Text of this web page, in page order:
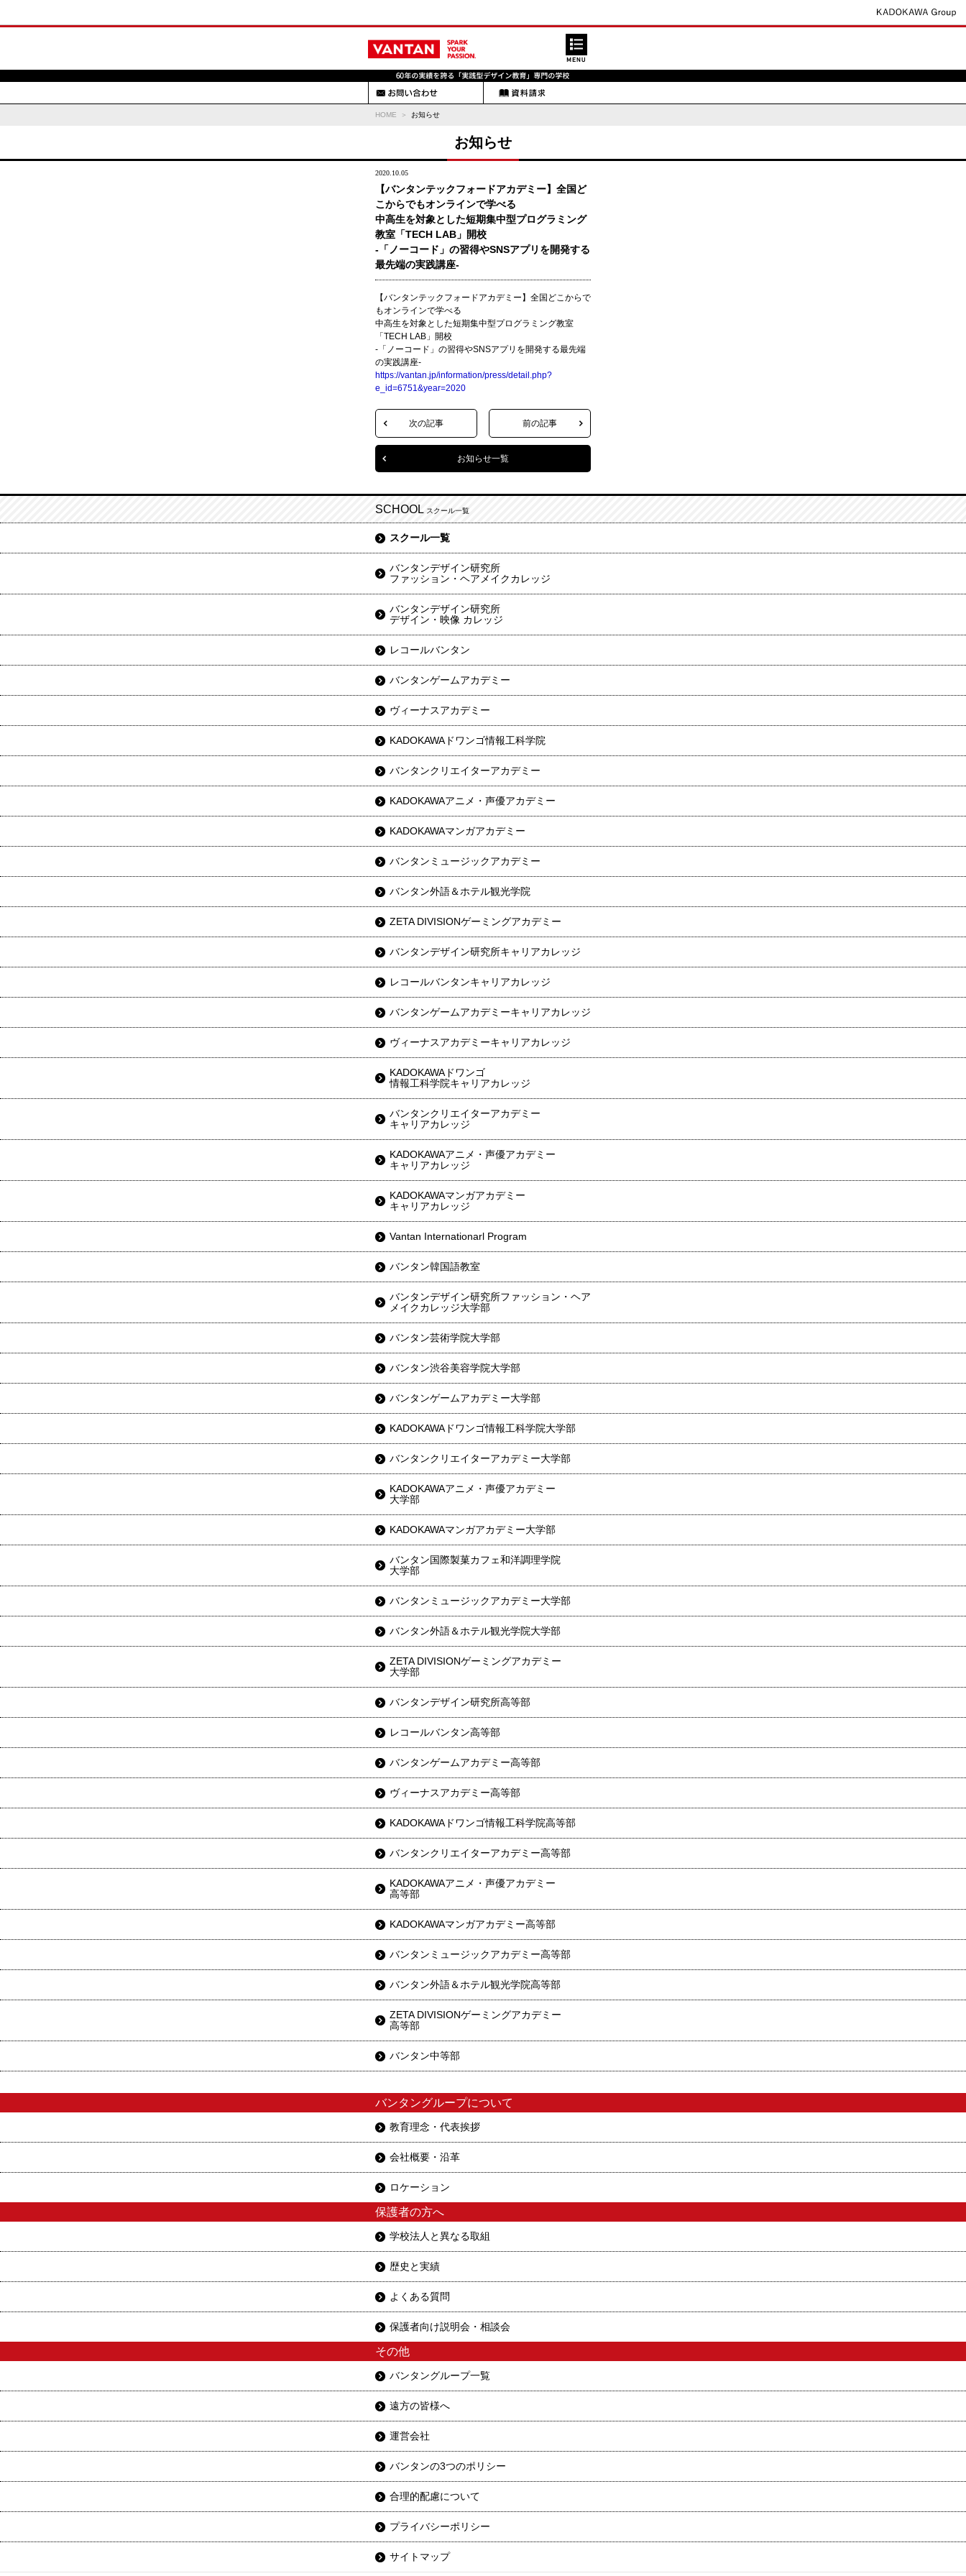
HOME お知らせ
お知らせ
2020.10.05
【バンタンテックフォードアカデミー】全国ど
こからでもオンラインで学べる
中高生を対象とした短期集中型プログラミング
教室「TECH LAB」開校
-「ノーコード」の習得やSNSアプリを開発する
最先端の実践講座-
【バンタンテックフォードアカデミー】全国どこからで
もオンラインで学べる
中高生を対象とした短期集中型プログラミング教室
「TECH LAB」開校
-「ノーコード」の習得やSNSアプリを開発する最先端
の実践講座-
https://vantan.jp/information/press/detail.php?
e_id=6751&year=2020
次の記事 前の記事
お知らせ一覧
SCHOOL スクール一覧
スクール一覧
バンタンデザイン研究所
ファッション・ヘアメイクカレッジ
バンタンデザイン研究所
デザイン・映像 カレッジ
レコールバンタン
バンタンゲームアカデミー
ヴィーナスアカデミー
KADOKAWAドワンゴ情報工科学院
バンタンクリエイターアカデミー
KADOKAWAアニメ・声優アカデミー
KADOKAWAマンガアカデミー
バンタンミュージックアカデミー
バンタン外語＆ホテル観光学院
ZETA DIVISIONゲーミングアカデミー
バンタンデザイン研究所キャリアカレッジ
レコールバンタンキャリアカレッジ
バンタンゲームアカデミーキャリアカレッジ
ヴィーナスアカデミーキャリアカレッジ
KADOKAWAドワンゴ
情報工科学院キャリアカレッジ
バンタンクリエイターアカデミー
キャリアカレッジ
KADOKAWAアニメ・声優アカデミー
キャリアカレッジ
KADOKAWAマンガアカデミー
キャリアカレッジ
Vantan Internationarl Program
バンタン韓国語教室
バンタンデザイン研究所ファッション・ヘア
メイクカレッジ大学部
バンタン芸術学院大学部
バンタン渋谷美容学院大学部
バンタンゲームアカデミー大学部
KADOKAWAドワンゴ情報工科学院大学部
バンタンクリエイターアカデミー大学部
KADOKAWAアニメ・声優アカデミー
大学部
KADOKAWAマンガアカデミー大学部
バンタン国際製菓カフェ和洋調理学院
大学部
バンタンミュージックアカデミー大学部
バンタン外語＆ホテル観光学院大学部
ZETA DIVISIONゲーミングアカデミー
大学部
バンタンデザイン研究所高等部
レコールバンタン高等部
バンタンゲームアカデミー高等部
ヴィーナスアカデミー高等部
KADOKAWAドワンゴ情報工科学院高等部
バンタンクリエイターアカデミー高等部
KADOKAWAアニメ・声優アカデミー
高等部
KADOKAWAマンガアカデミー高等部
バンタンミュージックアカデミー高等部
バンタン外語＆ホテル観光学院高等部
ZETA DIVISIONゲーミングアカデミー
高等部
バンタン中等部
バンタングループについて
教育理念・代表挨拶
会社概要・沿革
ロケーション
保護者の方へ
学校法人と異なる取組
歴史と実績
よくある質問
保護者向け説明会・相談会
その他
バンタングループ一覧
遠方の皆様へ
運営会社
バンタンの3つのポリシー
合理的配慮について
プライバシーポリシー
サイトマップ